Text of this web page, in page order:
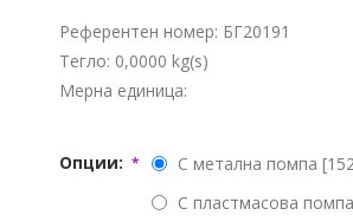
Референтен номер: БГ20191
Тегло: 0,0000 kg(s)
Мерна единица:
Опции: *
С метална помпа
С пластмасова